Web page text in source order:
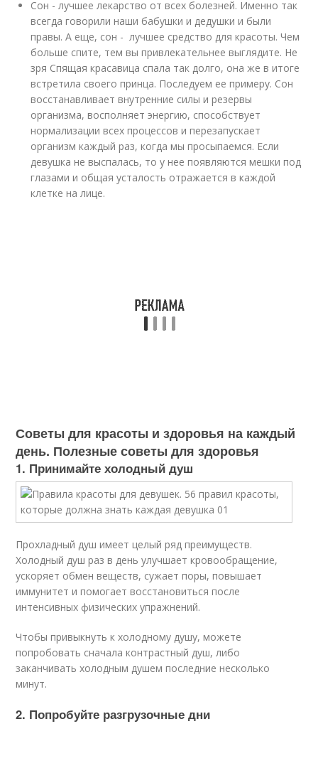
Сон - лучшее лекарство от всех болезней. Именно так
всегда говорили наши бабушки и дедушки и были
правы. А еще, сон - лучшее средство для красоты. Чем
больше спите, тем вы привлекательнее выглядите. Не
зря Спящая красавица спала так долго, она же в итоге
встретила своего принца. Последуем ее примеру. Сон
восстанавливает внутренние силы и резервы
организма, восполняет энергию, способствует
нормализации всех процессов и перезапускает
организм каждый раз, когда мы просыпаемся. Если
девушка не выспалась, то у нее появляются мешки под
глазами и общая усталость отражается в каждой
клетке на лице.
Советы для красоты и здоровья на каждый
день. Полезные советы для здоровья
1. Принимайте холодный душ
Прохладный душ имеет целый ряд преимуществ.
Холодный душ раз в день улучшает кровообращение,
ускоряет обмен веществ, сужает поры, повышает
иммунитет и помогает восстановиться после
интенсивных физических упражнений.
Чтобы привыкнуть к холодному душу, можете
попробовать сначала контрастный душ, либо
заканчивать холодным душем последние несколько
минут.
2. Попробуйте разгрузочные дни